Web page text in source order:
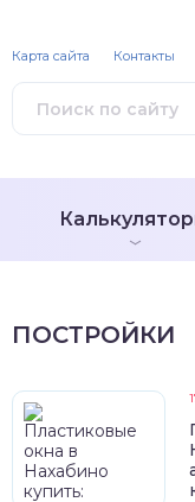
Карта сайта Контакты
ПОСТРОЙКИ